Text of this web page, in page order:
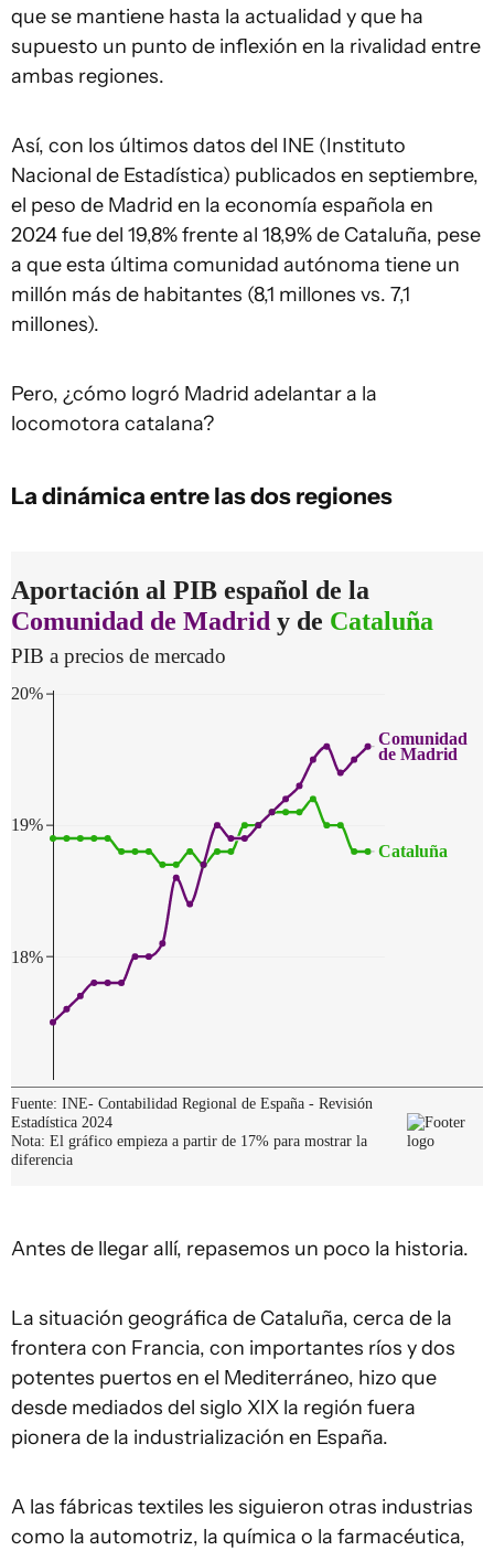
que se mantiene hasta la actualidad y que ha
supuesto un punto de inflexión en la rivalidad entre
ambas regiones.
Así, con los últimos datos del INE (Instituto
Nacional de Estadística) publicados en septiembre,
el peso de Madrid en la economía española en
2024 fue del 19,8% frente al 18,9% de Cataluña, pese
a que esta última comunidad autónoma tiene un
millón más de habitantes (8,1 millones vs. 7,1
millones).
Pero, ¿cómo logró Madrid adelantar a la
locomotora catalana?
La dinámica entre las dos regiones
Antes de llegar allí, repasemos un poco la historia.
La situación geográfica de Cataluña, cerca de la
frontera con Francia, con importantes ríos y dos
potentes puertos en el Mediterráneo, hizo que
desde mediados del siglo XIX la región fuera
pionera de la industrialización en España.
A las fábricas textiles les siguieron otras industrias
como la automotriz, la química o la farmacéutica,